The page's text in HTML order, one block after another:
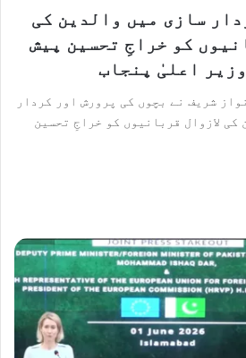
سازی میں والدین کی
کو خراجِ تحسین پیش
اعلیٰ پنجاب
شریف نے بچوں کی پرورش اور کردار
کی لازوال قربانیوں کو خراجِ تحسین